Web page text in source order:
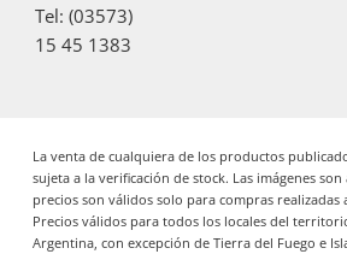
Tel: (03573)
15 45 1383
La venta de cualquiera de los productos
sujeta a la verificación de stock. Las imágenes
precios son válidos solo para compras realizadas
Precios válidos para todos los locales del
Argentina, con excepción de Tierra del Fuego e